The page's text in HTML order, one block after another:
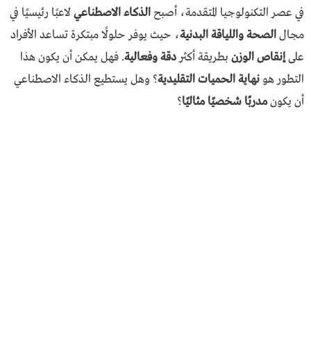
في عصر التكنولوجيا المتقدمة، أصبحالذكاء الاصطناعيلاعبًا رئيسيًا في
مجالالصحة واللياقة البدنية، حيث يوفر حلولًا مبتكرة تساعد الأفراد
علىإنقاص الوزن بطريقة أكثر دقة وفعالية. فهل يمكن أن يكون هذا
التطور هو نهاية الحميات التقليدية؟ وهل يستطيع الذكاء الاصطناعي
أن يكونمدربًا شخصيًا مثاليًا؟